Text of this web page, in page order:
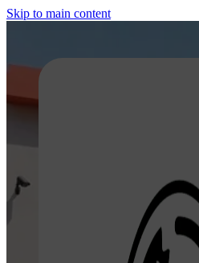
Skip to main content